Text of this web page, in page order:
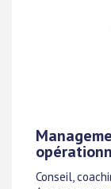
Conseil,